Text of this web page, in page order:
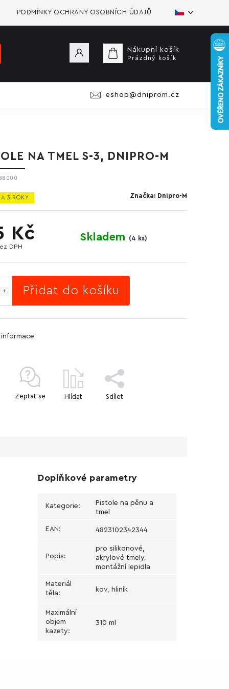
PODMÍNKY OCHRANY OSOBNÍCH ÚDAJŮ
Nákupní košík
Prázdný košík
eshop@dniprom.cz
NA TMEL S-3, DNIPRO-M
3 ROKY Značka: Dnipro-M
Kč
DPH
Skladem (4 ks)
Přidat do košíku
Zeptat se Hlídat Sdílet
Doplňkové parametry
Kategorie:
Pistole na pěnu a
tmel
EAN: 4823102342344
Popis:
pro silikonové,
akrylové tmely,
montážní lepidla
Materiál
těla: kov, hliník
Maximální
objem
kazety:
310 ml